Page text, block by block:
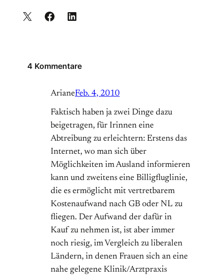
4 Kommentare
ArianeFeb. 4, 2010
Faktisch haben ja zwei Dinge dazu
beigetragen, für Irinnen eine
Abtreibung zu erleichtern: Erstens das
Internet, wo man sich über
Möglichkeiten im Ausland informieren
kann und zweitens eine Billigfluglinie,
die es ermöglicht mit vertretbarem
Kostenaufwand nach GB oder NL zu
fliegen. Der Aufwand der dafür in
Kauf zu nehmen ist, ist aber immer
noch riesig, im Vergleich zu liberalen
Ländern, in denen Frauen sich an eine
nahe gelegene Klinik/Arztpraxis